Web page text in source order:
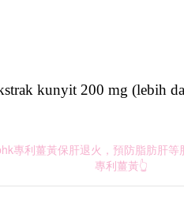
kunyit 200 mg (lebih
專利薑黃👆